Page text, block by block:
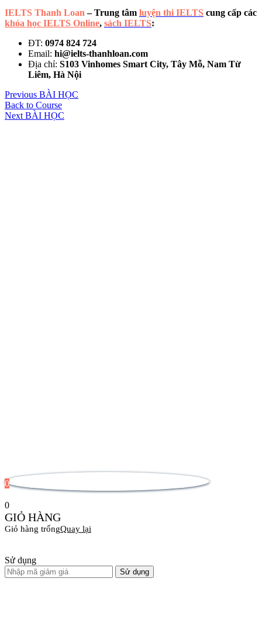
IELTS Thanh Loan – Trung tâm luyện thi IELTS cung cấp các
khóa học IELTS Online, sách IELTS:
ĐT: 0974 824 724
Email: hi@ielts-thanhloan.com
Địa chỉ: S103 Vinhomes Smart City, Tây Mỗ, Nam Từ
Liêm, Hà Nội
Previous BÀI HỌC
Back to Course
Next BÀI HỌC
0
0
GIỎ HÀNG
Giỏ hàng trốngQuay lại
Sử dụng
Sử dụng